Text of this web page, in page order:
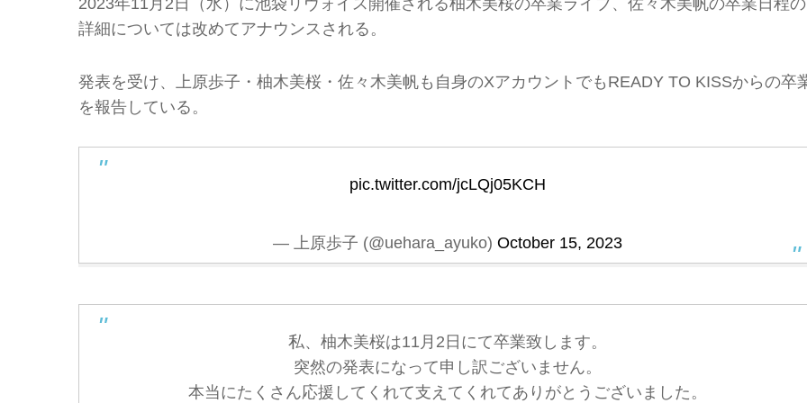
2023年11月2日（水）に池袋リヴォイス開催される柚木美桜の卒業ライブ、佐々木美帆の卒業日程の
詳細については改めてアナウンスされる。
発表を受け、上原歩子・柚木美桜・佐々木美帆も自身のXアカウントでもREADY TO KISSからの卒
を報告している。
pic.twitter.com/jcLQj05KCH
— 上原歩子 (@uehara_ayuko) October 15, 2023
私、柚木美桜は11月2日にて卒業致します。
突然の発表になって申し訳ございません。
本当にたくさん応援してくれて支えてくれてありがとうございました。